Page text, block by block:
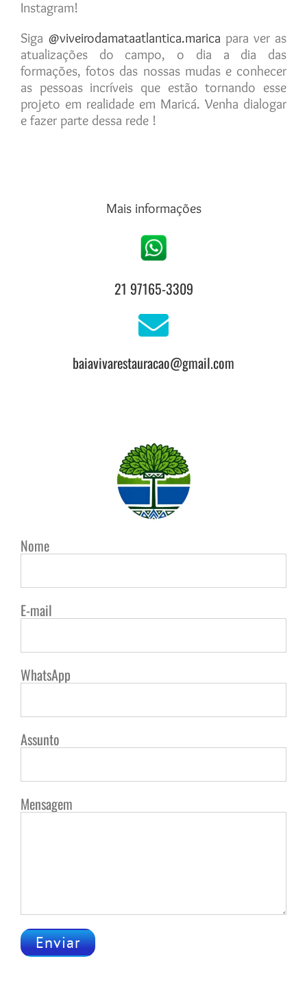
Instagram!
Siga @viveirodamataatlantica.marica para ver as
atualizações do campo, o dia a dia das
formações, fotos das nossas mudas e conhecer
as pessoas incríveis que estão tornando esse
projeto em realidade em Maricá. Venha dialogar
e fazer parte dessa rede !
Mais informações
21 97165-3309
baiavivarestauracao@gmail.com
Nome
E-mail
WhatsApp
Assunto
Mensagem